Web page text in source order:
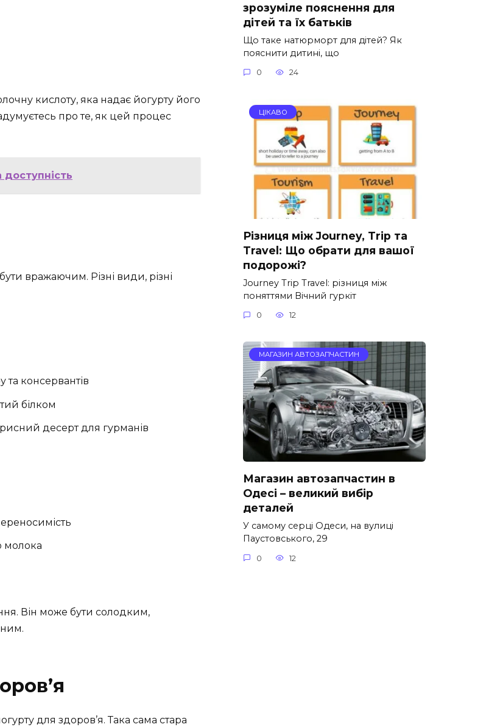
кислоту, яка надає йогурту його
про те, як цей процес
вражаючим. Різні види, різні
консервантів
білком
десерт для гурманів
молока
Він може бути солодким,
для здоров’я. Така сама стара
зрозуміле пояснення для
дітей та їх батьків
Що таке натюрморт для дітей? Як
пояснити дитині, що
0 24
ЦІКАВО
Різниця між Journey, Trip та
Travel: Що обрати для вашої
подорожі?
Journey Trip Travel: різниця між
поняттями Вічний гуркіт
0 12
МАГАЗИН АВТОЗАПЧАСТИН
Магазин автозапчастин в
Одесі – великий вибір
деталей
У самому серці Одеси, на вулиці
Паустовського, 29
0 12